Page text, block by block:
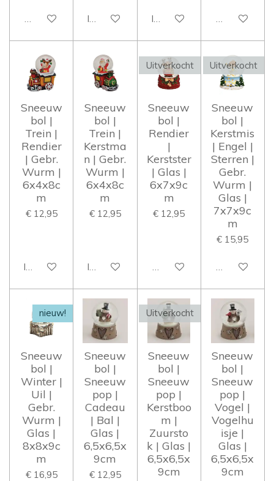
Houd mij op de hoogteIn winkelwagenIn winkelwagenHoud mij op
Sneeuw
bol |
Trein |
Rendier
| Gebr.
Wurm |
6x4x8c
m
€ 12,95
In winkelwagen
Sneeuw
bol |
Trein |
Kerstma
n | Gebr.
Wurm |
6x4x8c
m
€ 12,95
In winkelwagen
Uitverkocht
Sneeuw
bol |
Rendier
|
Kerstster
| Glas |
6x7x9c
m
€ 12,95
Houd mij op de hoogte
Uitverkocht
Sneeuw
bol |
Kerstmis
| Engel |
Sterren |
Gebr.
Wurm |
Glas |
7x7x9c
m
€ 15,95
Houd mij op
nieuw!
Sneeuw
bol |
Winter |
Uil |
Gebr.
Wurm |
Glas |
8x8x9c
m
€ 16,95
Sneeuw
bol |
Sneeuw
pop |
Cadeau
| Bal |
Glas |
6,5x6,5x
9cm
€ 12,95
Uitverkocht
Sneeuw
bol |
Sneeuw
pop |
Kerstboo
m |
Zuursto
k | Glas |
6,5x6,5x
9cm
Sneeuw
bol |
Sneeuw
pop |
Vogel |
Vogelhu
isje |
Glas |
6,5x6,5x
9cm